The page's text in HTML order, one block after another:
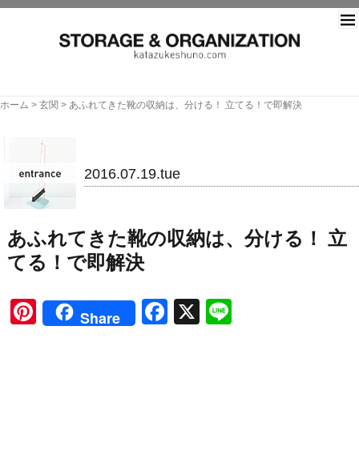
ホーム > 玄関 > あふれてきた靴の収納は、分ける！ 立てる！で即解決
2016.07.19.tue
あふれてきた靴の収納は、分ける！ 立
てる！で即解決
Pinterest
Share Facebook
X